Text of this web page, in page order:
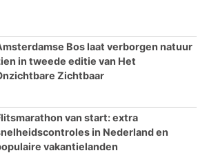
Bos laat verborgen natuur
in tweede editie van Het
Zichtbaar
van start: extra
in Nederland en
vakantielanden